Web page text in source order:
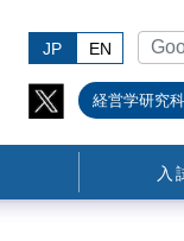
JP EN
経営学研究
入